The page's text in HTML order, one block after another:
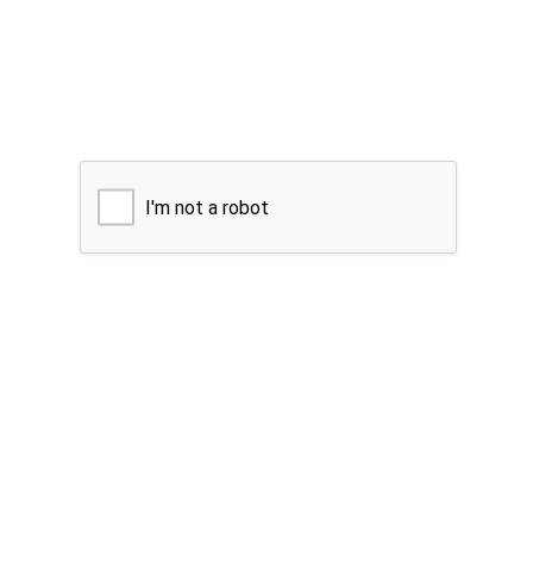
I'm not a robot